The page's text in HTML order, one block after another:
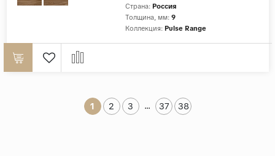
Страна: Россия
Толщина, мм: 9
Коллекция: Pulse Range
1 2 3 ... 37 38